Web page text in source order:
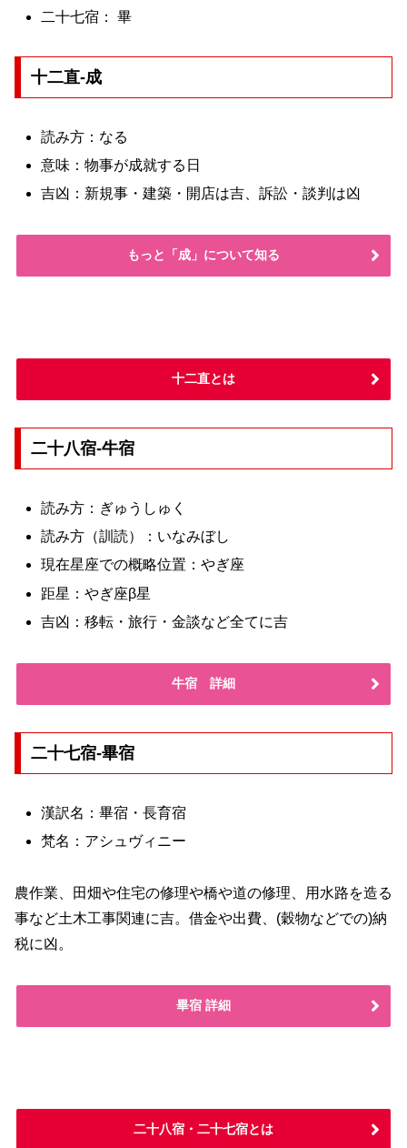
二十七宿： 畢
十二直-成
読み方：なる
意味：物事が成就する日
吉凶：新規事・建築・開店は吉、訴訟・談判は凶
もっと「成」について知る
十二直とは
二十八宿-牛宿
読み方：ぎゅうしゅく
読み方（訓読）：いなみぼし
現在星座での概略位置：やぎ座
距星：やぎ座β星
吉凶：移転・旅行・金談など全てに吉
牛宿 詳細
二十七宿-畢宿
漢訳名：畢宿・長育宿
梵名：アシュヴィニー
農作業、田畑や住宅の修理や橋や道の修理、用水路を造る
事など土木工事関連に吉。借金や出費、(穀物などでの)納
税に凶。
畢宿 詳細
二十八宿・二十七宿とは